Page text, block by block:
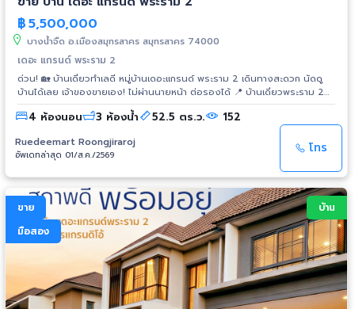
เซ็นทรัลพระราม 2 2. Porto Chino , Tesco Lotus , Big C , index Mall 3.
แม็คโคร , CJ , Homepro , ไทวัสดุ , บุญถาวร 4. รพ.สมุทรสาคร , รพ.มหาชัย ,
รพ.เอกชัย , รพ.เจษฎา 2 , รพ.วิภาราม รพ.นครธน 5. รร. อนุบาลสมฤดีสารินซิตี้
, รร. อัสสัมชัญหลักสูตรภาษาอังกฤษ , รร. สามชัยวิเทศศึกษา , รร. มหาชัย
คริสเตียนวิทยา, วิทยาลัยเทคนิค 6. ศาลากลางจังหวัด , ศาลจังหวัด ,
สำนักงานที่ดินจังหวัด , สำนักงานเขตเทศบาล ----------------------------
-----------------------------------------
https://maps.app.goo.gl/EyZRS117KsazmLmG6 -----------------------
---------------------------------------------- 🏠 ​"ความหรูหรามากับ
ความคุ้มค่า... สัมผัสฟังก์ชันที่ตอบโจทย์การใช้ชีวิตระดับผู้นำ บนทำเลที่คุ้มค่ากับ
ความสำเร็จในตัวคุณ และส่งต่อเป็นมรดกอันล้ำค่าต่อไปได้ " 🎁มูลค่าตกแต่งใหม่
ทั้งหลังนี้ทั้งภายในและภายนอก ประมาณกว่า 25% ของมูลค่าบ้านคุ้มค่าที่สุดกับ
บ้านที่ใช้พื้นที่เต็มตามศักยภาพ ระดับพรีเมียมด้วยข้อเสนออันสุดคุ้มค่ากว่าที่เป็น
จริง 22,500,000 บาท 🎀 ถ้าคุณลูกค้าต้องการครอบครองของขวัญของ
ความสำเร็จเป็นบ้านหลังนี้ เพียงทักเข้าจองเยี่ยมชมภายในปีนี้ 2569 ​✨ เอกสิทธิ์
การครอบครองเพียง: 21,500,000 บาทเท่านั้น พิเศษขึ้นไปอีกขั้น ​"ก้าวแรกที่คุณ
สัมผัส... คือจุดเริ่มต้นของชีวิตที่สมบูรณ์แบบ ให้รางวัลตัวเองและครอบครัว
ด้วยบ้านที่จะเติมเต็มทุกความสุขหลังนี้" #บ้านเดี่ยวหรู #ขายบ้านหรู
#บ้านLuxury #บ้านพร้อมอยู๋หลังใหญ่ #บ้านหรู20ล้านขึ้น #บ้านเดี่ยวหรูสาริน
ซิตี้เดอะเลควิลล์ #บ้านหรูทะเลสาบ -------------------------------------
------------------------------------ ​✨ พร้อมต้อนรับคุณเข้าสู่บ้านหลัง
ใหม่วันนี้ ติดต่อสอบถามข้อมูลเชิงลึก: โทร.081-205-6552 และ 080-587-
8829 ID Line: 0812056552
฿5,500,000
บางน้ำจืด อ.เมืองสมุทรสาคร สมุทรสาคร 74000
เดอะ แกรนด์ พระราม 2
ด่วน! 🏡 บ้านเดี่ยวทำเลดี หมู่บ้านเดอะแกรนด์ พระราม 2 เดินทางสะดวก นัดดู
บ้านได้เลย เจ้าของขายเอง! ไม่ผ่านนายหน้า ต่อรองได้ 📍 บ้านเดี่ยวพระราม 2
ทำเลศักยภาพ ✅ ทำเลติดถนนพระราม 2 เข้า-ออกเมืองสะดวก ✅ ใกล้ทางด่วน
เฉลิมมหานคร และวงแหวนกาญจนาภิเษก ✅ ใกล้ Central พระราม 2, โรง
พยาบาลนครธน, โรงเรียนนานาชาติ และสิ่งอำนวยความสะดวกครบครัน ✅
บรรยากาศเงียบสงบ เหมาะสำหรับอยู่อาศัย 🏠 รายละเอียดบ้าน บ้านเดี่ยว 2 ชั้น
เนื้อที่ 52.5 ตร.ว. 4 ห้องนอน 3 ห้องน้ำ ที่จอดรถ 2 คัน บ้านสภาพดี พร้อมเข้า
อยู่ 💰 ราคาพิเศษ 5.5 ล้านบาท เจ้าของขายเอง ไม่บวกค่านายหน้า ต่อรองได้
สำหรับผู้สนใจจริง ⭐ จุดเด่นที่สุด • สภาพบ้าน 95% • ตกแต่งพร้อมอยู่ ไม่ต้อง
เสียเงินรีโนเวทเพิ่ม เข้าอยู่อาศัยได้เลย • ติดตั้งมิเตอร์ไฟฟ้าแบบประหยัด 📞
สนใจนัดชมบ้านหรือสอบถามข้อมูลเพิ่มเติม ติดต่อเจ้าของโดยตรง โทร. 082
899 5544 / 091 789 3665 📍 รายละเอียดบ้าน • บ้านเดี่ยว 2 ชั้น • เนื้อที่
52.5 ตร.ว. • พื้นที่ใช้สอย 320 ตร.ม. • 3 ห้องนอน 3 ห้องน้ำ • 2 ห้อง
อเนกประสงค์ • 1 ห้องรับแขก • 1 ห้องครัว • 1 ห้องรับประทานอาหาร • มี
outdoor • จอดรถในบ้าน 2 คัน • ฮวงจุ้ยดี บรรยากาศสงบ เป็นส่วนตัว 🎁
ของแถมจัดเต็ม ✅ เฟอร์นิเจอร์ ✅ แอร์ 5 เครื่อง ✅ เครื่องทำน้ำอุ่น 1 เครื่อง ✅
เตียงนอน โต๊ะอาหาร โซฟา โคมไฟ ✅ ปั๊มน้ำ + แทงค์น้ำ ✅ ผ้าม่านครบทั้งหลัง 🌳
4 ห้องนอน 3 ห้องน้ำ 52.5 ตร.ว. 152
Ruedeemart Roongjiraroj
อัพเดทล่าสุด 01/ส.ค./2569 โทร
ขาย
มือสอง
บ้าน